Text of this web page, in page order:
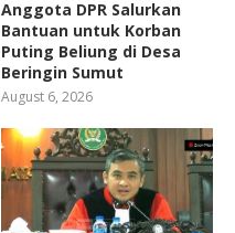
Anggota DPR Salurkan
Bantuan untuk Korban
Puting Beliung di Desa
Beringin Sumut
August 6, 2026